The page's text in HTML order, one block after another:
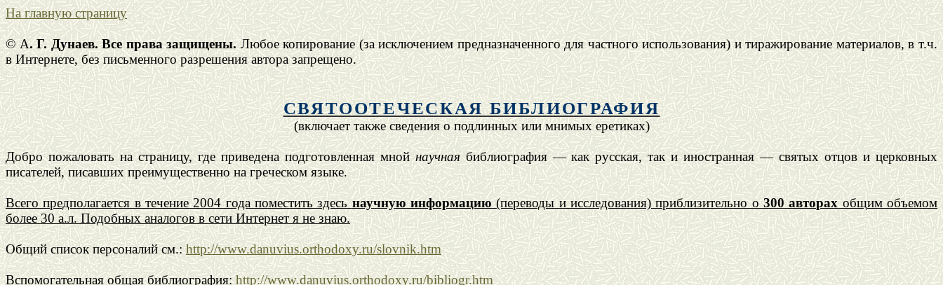
На главную страницу
© А. Г. Дунаев. Все права защищены.Любое копирование (за исключением предназначенного для частного использования) и тиражирование материалов, в т.ч.
в Интернете, без письменного разрешения автора запрещено.
СВЯТООТЕЧЕСКАЯ БИБЛИОГРАФИЯ
(включает также сведения о подлинных или мнимых еретиках)
Добро пожаловать на страницу, где приведена подготовленная мнойнаучнаябиблиография — как русская, так и иностранная — святых отцов и церковных
писателей, писавших преимущественно на греческом языке.
Всего предполагается в течение 2004 года поместить здесьнаучную информацию(переводы и исследования) приблизительно о300 авторахобщим объемом
более 30 а.л. Подобных аналогов в сети Интернет я не знаю.
Общий список персоналий см.:http://www.danuvius.orthodoxy.ru/slovnik.htm
Вспомогательная общая библиография:http://www.danuvius.orthodoxy.ru/bibliogr.htm